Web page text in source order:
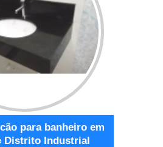
para banheiro em
Distrito Industrial